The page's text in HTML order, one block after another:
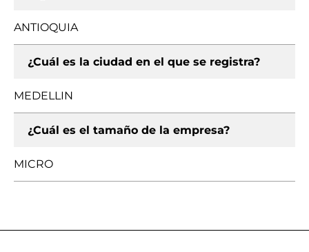
ANTIOQUIA
¿Cuál es la ciudad en el que se registra?
MEDELLIN
¿Cuál es el tamaño de la empresa?
MICRO